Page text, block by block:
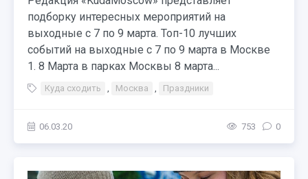
подборку интересных мероприятий на
выходные с 7 по 9 марта. Топ-10 лучших
событий на выходные с 7 по 9 марта в Москве
1. 8 Марта в парках Москвы 8 марта...
Куда сходить , Москва , Праздники
06.03.20 753 0